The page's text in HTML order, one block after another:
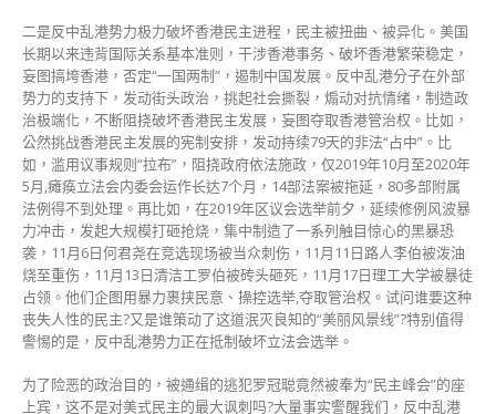
二是反中乱港势力极力破坏香港民主进程，民主被扭曲、被异化。美国
长期以来违背国际关系基本准则，干涉香港事务、破坏香港繁荣稳定，
妄图搞垮香港，否定“一国两制”，遏制中国发展。反中乱港分子在外部
势力的支持下，发动街头政治，挑起社会撕裂，煽动对抗情绪，制造政
治极端化，不断阻挠破坏香港民主发展，妄图夺取香港管治权。比如，
公然挑战香港民主发展的宪制安排，发动持续79天的非法“占中”。比
如，滥用议事规则“拉布”，阻挠政府依法施政，仅2019年10月至2020年
5月,瘫痪立法会内委会运作长达7个月，14部法案被拖延，80多部附属
法例得不到处理。再比如，在2019年区议会选举前夕，延续修例风波暴
力冲击，发起大规模打砸抢烧，集中制造了一系列触目惊心的黑暴恐
袭，11月6日何君尧在竞选现场被当众刺伤，11月11日路人李伯被泼油
烧至重伤，11月13日清洁工罗伯被砖头砸死，11月17日理工大学被暴徒
占领。他们企图用暴力裹挟民意、操控选举,夺取管治权。试问谁要这种
丧失人性的民主?又是谁策动了这道泯灭良知的“美丽风景线”?特别值得
警惕的是，反中乱港势力正在抵制破坏立法会选举。
为了险恶的政治目的，被通缉的逃犯罗冠聪竟然被奉为“民主峰会”的座
上宾，这不是对美式民主的最大讽刺吗?大量事实警醒我们，反中乱港